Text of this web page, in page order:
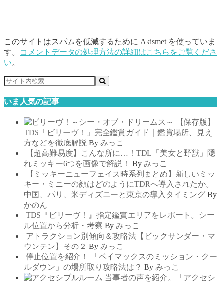
このサイトはスパムを低減するために Akismet を使っていま
す。
コメントデータの処理方法の詳細はこちらをご覧くださ
い。
いま人気の記事
【保存版】
TDS「ビリーヴ！」完全鑑賞ガイド｜鑑賞場所、見え
方などを徹底解説 By みっこ
【超高難易度】こんな所に…！TDL「美女と野獣」隠
れミッキー6つを画像で解説！
By みっこ
【ミッキーニューフェイス時系列まとめ】新しいミッ
キー・ミニーの顔はどのようにTDRへ導入されたか。
中国、パリ、米ディズニーと東京の導入タイミング By
かのん
TDS『ビリーヴ！』指定鑑賞エリアをレポート。シー
ル位置から分析・考察 By みっこ
アトラクション別傾向＆攻略法【ビックサンダー・マ
ウンテン】その２ By みっこ
停止位置を紹介！ 「ベイマックスのミッション・クー
ルダウン」の場所取り攻略法は？ By みっこ
当事者の声を紹介。「アクセシ